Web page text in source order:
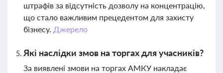
штрафів за відсутність дозволу на концентрацію,
що стало важливим прецедентом для захисту
бізнесу. Джерело
Які наслідки змов на торгах для учасників?
За виявлені змови на торгах АМКУ накладає